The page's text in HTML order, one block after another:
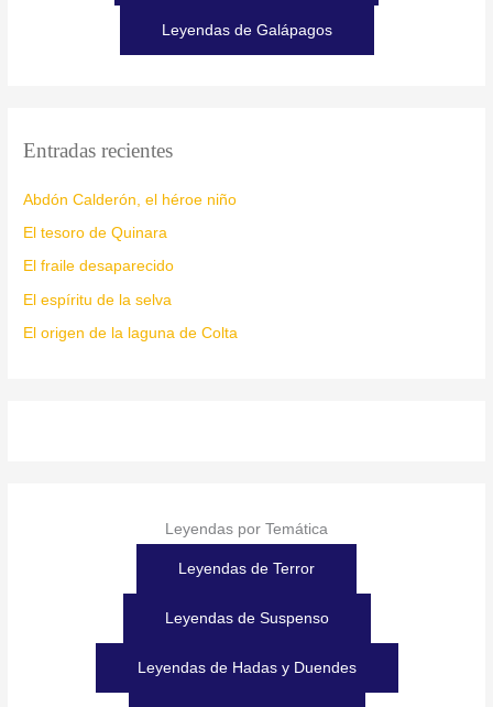
Leyendas de Galápagos
Entradas recientes
Abdón Calderón, el héroe niño
El tesoro de Quinara
El fraile desaparecido
El espíritu de la selva
El origen de la laguna de Colta
Leyendas por Temática
Leyendas de Terror
Leyendas de Suspenso
Leyendas de Hadas y Duendes